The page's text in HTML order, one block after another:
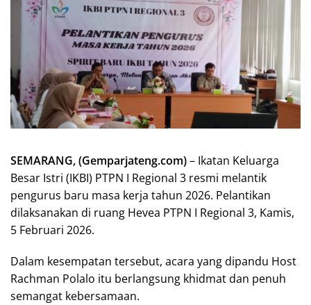
SEMARANG, (Gemparjateng.com)– Ikatan Keluarga
Besar Istri (IKBI) PTPN I Regional 3 resmi melantik
pengurus baru masa kerja tahun 2026. Pelantikan
dilaksanakan di ruang Hevea PTPN I Regional 3, Kamis,
5 Februari 2026.
Dalam kesempatan tersebut, acara yang dipandu Host
Rachman Polalo itu berlangsung khidmat dan penuh
semangat kebersamaan.